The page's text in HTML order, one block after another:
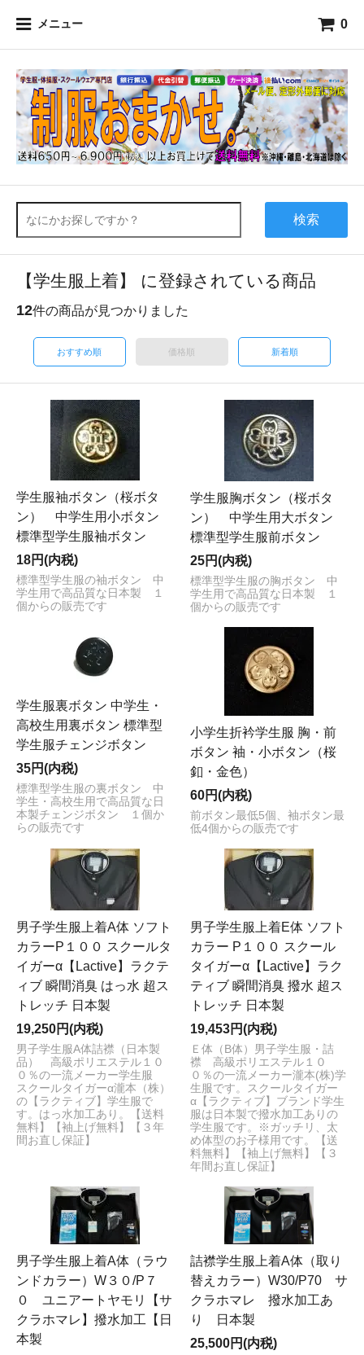
メニュー 0
検索
【学生服上着】 に登録されている商品
12件の商品が見つかりました
おすすめ順 価格順 新着順
学生服袖ボタン（桜ボタ
ン） 中学生用小ボタン
標準型学生服袖ボタン
18円(内税)
標準型学生服の袖ボタン 中
学生用で高品質な日本製 １
個からの販売です
学生服胸ボタン（桜ボタ
ン） 中学生用大ボタン
標準型学生服前ボタン
25円(内税)
標準型学生服の胸ボタン 中
学生用で高品質な日本製 １
個からの販売です
学生服裏ボタン 中学生・
高校生用裏ボタン 標準型
学生服チェンジボタン
35円(内税)
標準型学生服の裏ボタン 中
学生・高校生用で高品質な日
本製チェンジボタン １個か
らの販売です
小学生折衿学生服 胸・前
ボタン 袖・小ボタン（桜
釦・金色）
60円(内税)
前ボタン最低5個、袖ボタン最
低4個からの販売です
男子学生服上着A体 ソフト
カラーP１００ スクールタ
イガーα【Lactive】ラクテ
ィブ 瞬間消臭 はっ水 超ス
トレッチ 日本製
19,250円(内税)
男子学生服A体詰襟（日本製
品） 高級ポリエステル１０
０％の一流メーカー学生服
スクールタイガーα瀧本（株）
の【ラクティブ】学生服で
す。はっ水加工あり。【送料
無料】【袖上げ無料】【３年
間お直し保証】
男子学生服上着E体 ソフト
カラー P１００ スクール
タイガーα【Lactive】ラク
ティブ 瞬間消臭 撥水 超ス
トレッチ 日本製
19,453円(内税)
Ｅ体（B体）男子学生服・詰
襟 高級ポリエステル１０
０％の一流メーカー瀧本(株)学
生服です。スクールタイガー
α【ラクティブ】ブランド学生
服は日本製で撥水加工ありの
学生服です。※ガッチリ、太
め体型のお子様用です。【送
料無料】【袖上げ無料】【３
年間お直し保証】
男子学生服上着A体（ラウ
ンドカラー）W３０/P７
０ ユニアートヤモリ【サ
クラホマレ】撥水加工【日
本製
詰襟学生服上着A体（取り
替えカラー）W30/P70 サ
クラホマレ 撥水加工あ
り 日本製
25,500円(内税)